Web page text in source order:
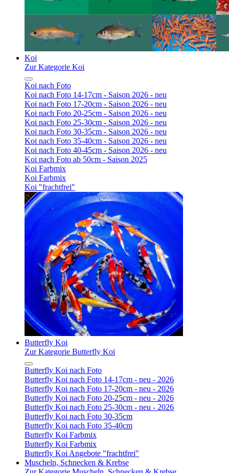
Koi
Zur Kategorie Koi
Koi nach Foto
Koi nach Foto 14-17cm - Saison 2026 - neu
Koi nach Foto 17-20cm - Saison 2026 - neu
Koi nach Foto 20-25cm - Saison 2026 - neu
Koi nach Foto 25-30cm - Saison 2026 - neu
Koi nach Foto 30-35cm - Saison 2026 - neu
Koi nach Foto 35-40cm - Saison 2026 - neu
Koi nach Foto 40-45cm - Saison 2026 - neu
Koi nach Foto ab 50cm - Saison 2025
Koi Farbmix
Koi Farbmix
Koi "frachtfrei"
Butterfly Koi
Zur Kategorie Butterfly Koi
Butterfly Koi nach Foto
Butterfly Koi nach Foto 14-17cm - neu - 2026
Butterfly Koi nach Foto 17-20cm - neu - 2026
Butterfly Koi nach Foto 20-25cm - neu - 2026
Butterfly Koi nach Foto 25-30cm - neu - 2026
Butterfly Koi nach Foto 30-35cm
Butterfly Koi nach Foto 35-40cm
Butterfly Koi Farbmix
Butterfly Koi Farbmix
Butterfly Koi Angebote "frachtfrei"
Muscheln, Schnecken & Krebse